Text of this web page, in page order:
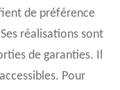
de préférence
réalisations sont
de garanties. Il
Pour